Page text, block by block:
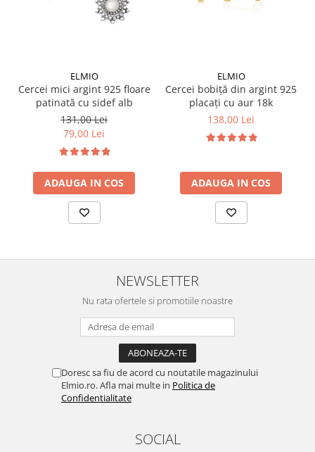
ELMIO
Cercei mici argint 925 floare
patinată cu sidef alb
131,00 Lei
79,00 Lei
ADAUGA IN COS
ELMIO
Cercei bobiță din argint 925
placați cu aur 18k
138,00 Lei
ADAUGA IN COS
NEWSLETTER
Nu rata ofertele si promotiile noastre
Doresc sa fiu de acord cu noutatile magazinului
Elmio.ro. Afla mai multe in Politica de
Confidentialitate
SOCIAL